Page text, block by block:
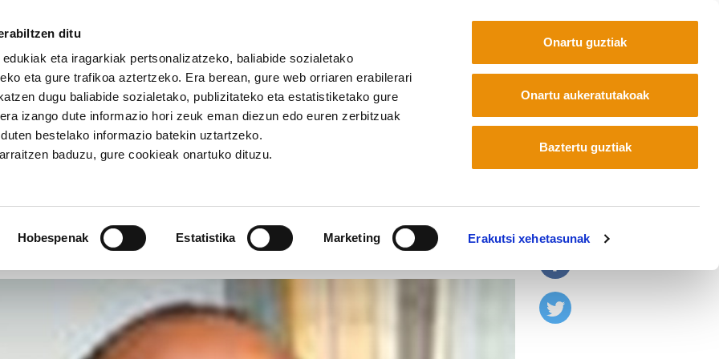
ditu
eta iragarkiak pertsonalizatzeko, baliabide sozialetako
eta gure trafikoa aztertzeko. Era berean, gure web orriaren erabilerari
dugu baliabide sozialetako, publizitateko eta estatistiketako gure
izango dute informazio hori zeuk eman diezun edo euren zerbitzuak
bestelako informazio batekin uztartzeko.
baduzu, gure cookieak onartuko dituzu.
Hobespenak Estatistika Marketing Erakutsi xehetasunak
Onartu guztiak
Onartu aukeratutakoak
Baztertu guztiak
Manu Robles-Arangiz Institutua fundazioko zuzendari berria
Arangiz Institutua fundazioko zuzendari berria